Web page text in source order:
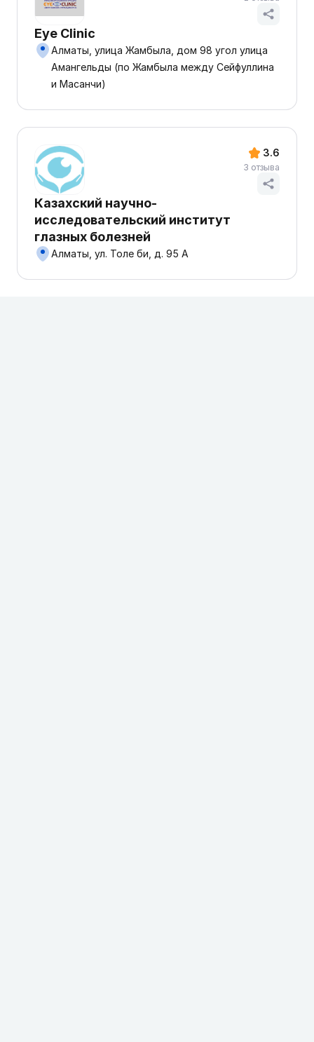
Eye Clinic
Алматы, улица Жамбыла, дом 98 угол улица
Амангельды (по Жамбыла между Сейфуллина
и Масанчи)
Казахский научно-
исследовательский институт
глазных болезней
Алматы, ул. Толе би, д. 95 А
3.6
3 отзыва